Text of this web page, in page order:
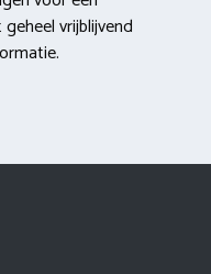
vrijblijvend